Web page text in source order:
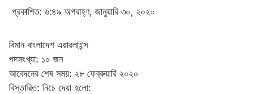
প্রকাশিত: ৬:৪৯ অপরাহ্ণ, জানুয়ারি ৩০, ২০২০
বিমান বাংলাদেশ এয়ারলাইন্স
পদসংখ্যা: ১০ জন
আবেদনের শেষ সময়: ২৮ ফেব্রুয়ারি ২০২০
বিস্তারিত: নিচে দেয়া হলো: